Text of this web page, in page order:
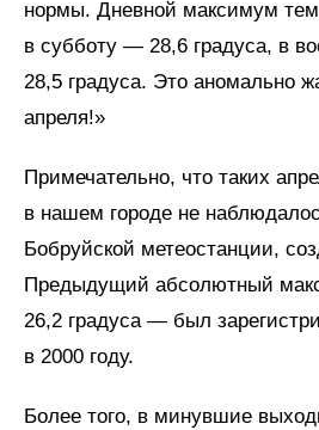
нормы. Дневной максимум
в субботу — 28,6 градуса, в
28,5 градуса. Это аномально
апреля!»
Примечательно, что таких
в нашем городе не
Бобруйской метеостанции,
Предыдущий абсолютный
26,2 градуса — был
в 2000 году.
Более того, в минувшие